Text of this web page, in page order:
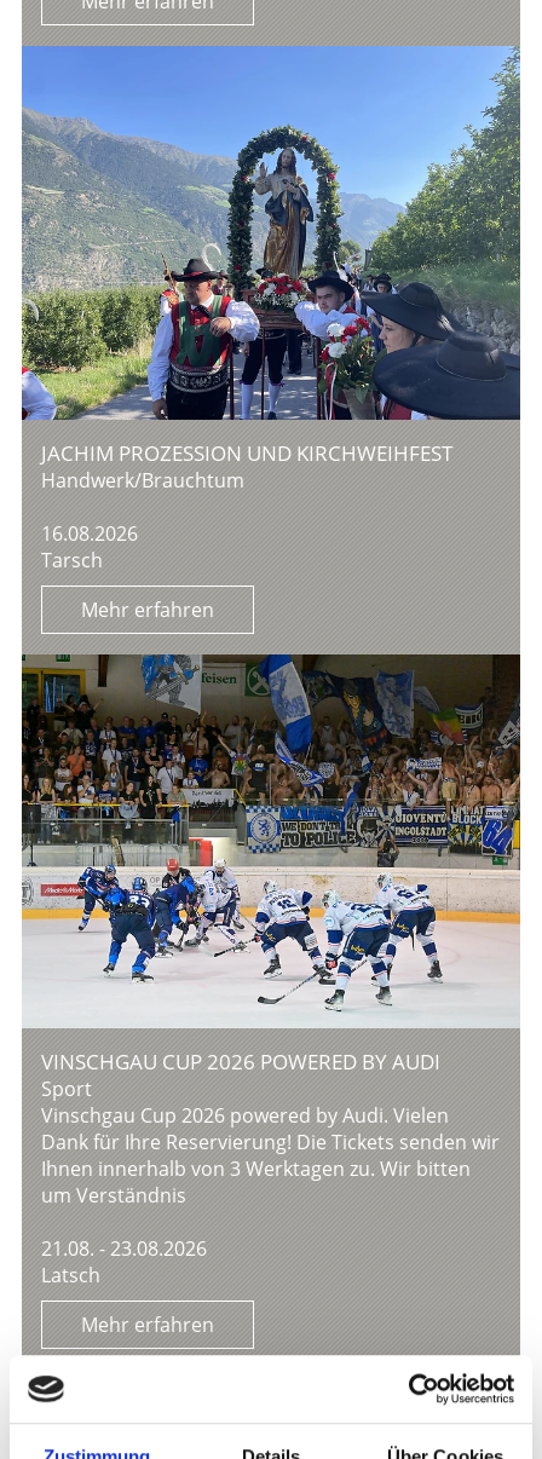
JACHIM PROZESSION UND KIRCHWEIHFEST
Handwerk/Brauchtum
16.08.2026
Tarsch
Mehr erfahren
VINSCHGAU CUP 2026 POWERED BY AUDI
Sport
Vinschgau Cup 2026 powered by Audi. Vielen
Dank für Ihre Reservierung! Die Tickets senden wir
Ihnen innerhalb von 3 Werktagen zu. Wir bitten
um Verständnis
21.08. - 23.08.2026
Latsch
Mehr erfahren